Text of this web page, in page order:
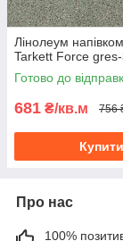
Лінолеум
Tarkett Force
Готово до
681 ₴/кв.м 756
Купити
Про нас
100%